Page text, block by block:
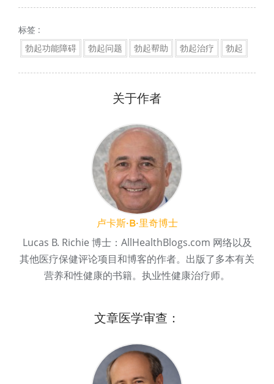
标签 :
勃起功能障碍
勃起问题 勃起帮助 勃起治疗 勃起
关于作者
卢卡斯·B·里奇博士
Lucas B. Richie 博士：AllHealthBlogs.com 网络以及
其他医疗保健评论项目和博客的作者。出版了多本有关
营养和性健康的书籍。执业性健康治疗师。
文章医学审查：